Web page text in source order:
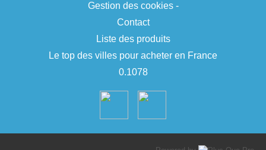
Gestion des cookies-
Contact
Liste des produits
Le top des villes pour acheter en France
0.1078